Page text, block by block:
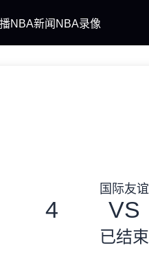
NBA新闻 NBA录像
国际友谊
4 VS
已结束